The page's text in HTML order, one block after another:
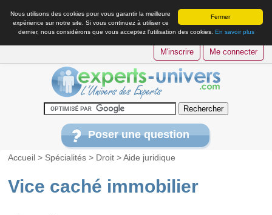
Fermer
Nous utilisons des cookies pour vous garantir la meilleure
expérience sur notre site. Si vous continuez à utiliser ce
dernier, nous considérons que vous acceptez l’utilisation des cookies. En savoir plus
M'inscrire Me connecter
Poser une question
Accueil > Spécialités > Droit >Aide juridique
Vice caché immobilier